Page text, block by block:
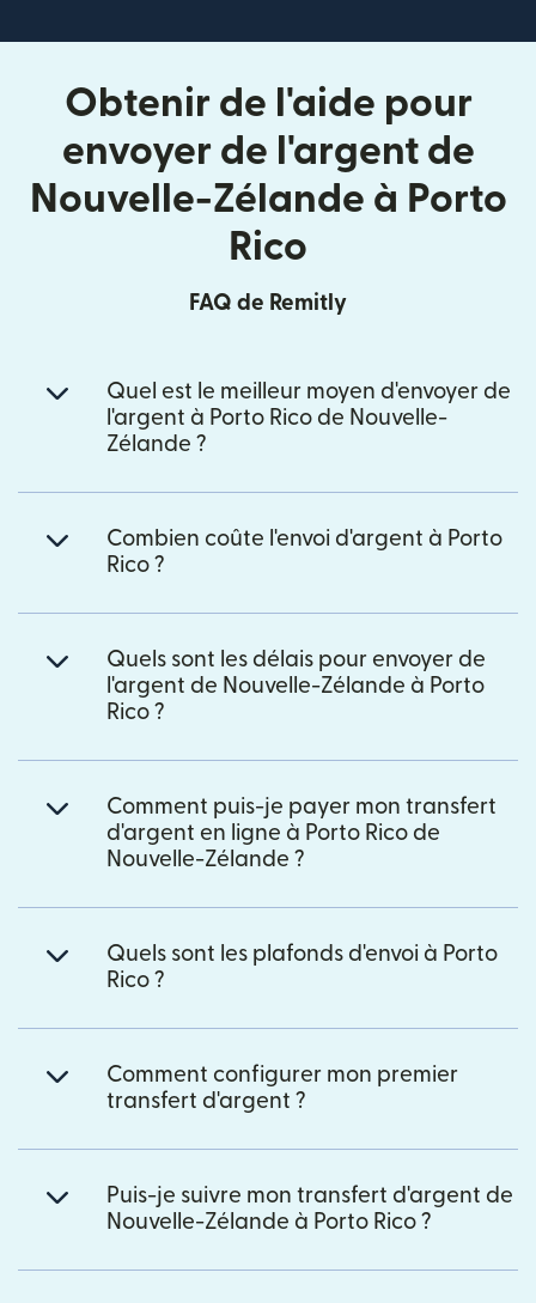
Obtenir de l'aide pour
envoyer de l'argent de
Nouvelle-Zélande à Porto
Rico
FAQ de Remitly
Quel est le meilleur moyen d'envoyer de
l'argent à Porto Rico de Nouvelle-
Zélande ?
Combien coûte l'envoi d'argent à Porto
Rico ?
Quels sont les délais pour envoyer de
l'argent de Nouvelle-Zélande à Porto
Rico ?
Comment puis-je payer mon transfert
d'argent en ligne à Porto Rico de
Nouvelle-Zélande ?
Quels sont les plafonds d'envoi à Porto
Rico ?
Comment configurer mon premier
transfert d'argent ?
Puis-je suivre mon transfert d'argent de
Nouvelle-Zélande à Porto Rico ?